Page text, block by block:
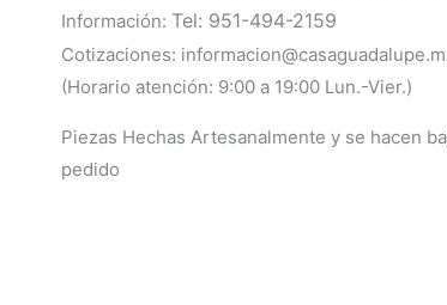
Información: Tel: 951-494-2159
Cotizaciones:
(Horario atención: 9:00 a 19:00 Lun.-Vier.)
Piezas Hechas Artesanalmente y se hacen
pedido